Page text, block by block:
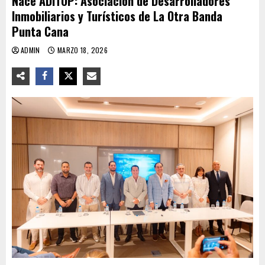
Inmobiliarios y Turísticos de La Otra Banda
Punta Cana
ADMIN MARZO 18, 2026